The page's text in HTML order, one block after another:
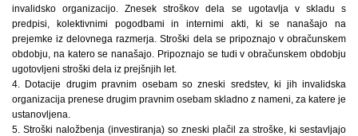
invalidsko organizacijo. Znesek stroškov dela se ugotavlja v skladu s
predpisi, kolektivnimi pogodbami in internimi akti, ki se nanašajo na
prejemke iz delovnega razmerja. Stroški dela se pripoznajo v obračunskem
obdobju, na katero se nanašajo. Pripoznajo se tudi v obračunskem obdobju
ugotovljeni stroški dela iz prejšnjih let.
4. Dotacije drugim pravnim osebam so zneski sredstev, ki jih invalidska
organizacija prenese drugim pravnim osebam skladno z nameni, za katere je
ustanovljena.
5. Stroški naložbenja (investiranja) so zneski plačil za stroške, ki sestavljajo